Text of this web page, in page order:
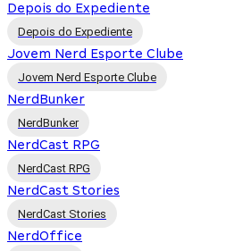
Depois do Expediente
Depois do Expediente
Jovem Nerd Esporte Clube
Jovem Nerd Esporte Clube
NerdBunker
NerdBunker
NerdCast RPG
NerdCast RPG
NerdCast Stories
NerdCast Stories
NerdOffice